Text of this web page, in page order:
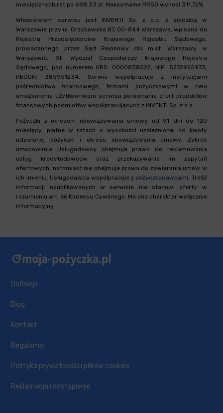
miesięcznych rat po 488,33 zł. Maksymalne RRSO wynosi 311,72%.
Właścicielem serwisu jest INVENTI Sp. z o.o. z siedzibą w
Warszawie przy ul. Grzybowska 87, 00-844 Warszawa, wpisana do
Rejestru Przedsiębiorców Krajowego Rejestru Sądowego,
prowadzonego przez Sąd Rejonowy dla m.st. Warszawy w
Warszawie, XII Wydział Gospodarczy Krajowego Rejestru
Sądowego, pod numerem KRS: 0000838522, NIP: 5272925973,
REGON: 385951234. Serwis współpracuje z instytucjami
pośrednictwa finansowego, firmami pożyczkowymi w celu
umożliwienia użytkownikom serwisu porównania ofert produktów
finansowych podmiotów współpracujących z INVENTI Sp. z o.o.
Pożyczki z okresem obowiązywania umowy od 91 dni do 120
miesięcy, płatne w ratach o wysokości uzależnionej od kwoty
udzielonej pożyczki i okresu obowiązywania umowy. Zakres
umocowania Usługodawcy obejmuje prawo do reklamowania
usług kredytodawców oraz przekazywania im zapytań
ofertowych, natomiast nie obejmuje prawa do zawierania umów w
ich imieniu. Usługodawca współpracuje z pożyczkodawcami. Treść
informacji opublikowanych w serwisie nie stanowi oferty w
rozumieniu art. 66 Kodeksu Cywilnego. Ma ona charakter wyłącznie
informacyjny.
Definicje
Blog
Kontakt
Regulamin
Polityka prywatności i plików cookies
Reklamacja i odstąpienie